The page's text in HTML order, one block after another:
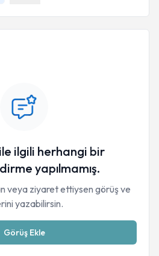
ilgili herhangi bir
yapılmamış.
veya ziyaret ettiysen görüş ve
yazabilirsin.
Görüş Ekle